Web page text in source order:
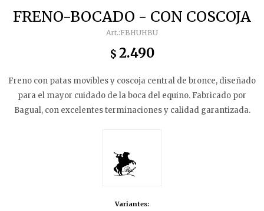
FRENO-BOCADO - CON COSCOJA
FBHUHBU
$ 2.490
Freno con patas movibles y coscoja central de bronce, diseñado
para el mayor cuidado de la boca del equino. Fabricado por
Bagual, con excelentes terminaciones y calidad garantizada.
Variantes: